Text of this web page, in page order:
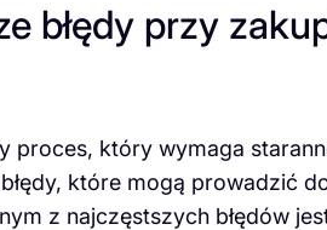
błędy przy
proces, który wymaga
które mogą prowadzić
z najczęstszych błędów